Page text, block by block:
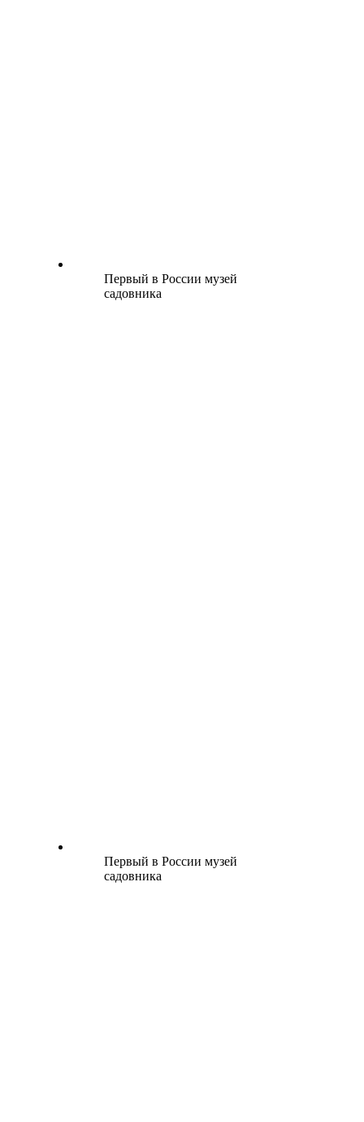
Первый в России музей
садовника
Первый в России музей
садовника